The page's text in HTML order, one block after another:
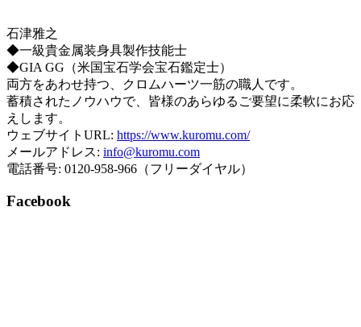
石津雅之
◆一級貴金属装身具製作技能士
◆GIA GG（米国宝石学会宝石鑑定士）
両方をあわせ持つ、クロムハーツ一筋の職人です。
蓄積されたノウハウで、皆様のあらゆるご要望に柔軟にお応
えします。
ウェブサイトURL: https://www.kuromu.com/
メールアドレス: info@kuromu.com
電話番号: 0120-958-966（フリーダイヤル）
Facebook